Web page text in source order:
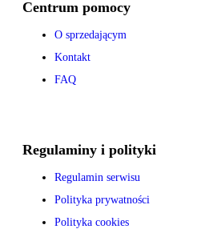
Centrum pomocy
O sprzedającym
Kontakt
FAQ
Regulaminy i polityki
Regulamin serwisu
Polityka prywatności
Polityka cookies